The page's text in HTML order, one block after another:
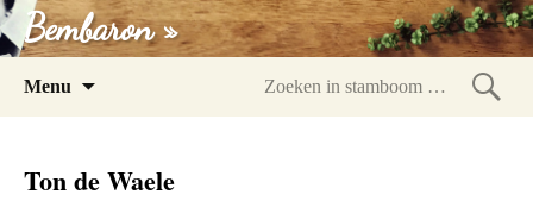
Bembaron »
Menu
Ton de Waele